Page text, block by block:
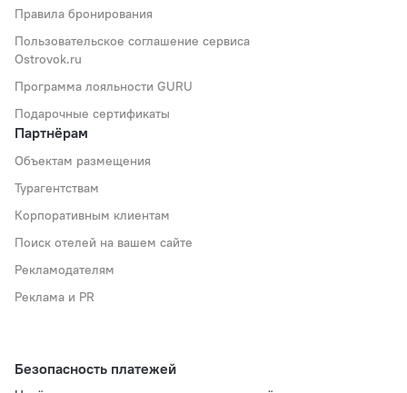
Правила бронирования
Пользовательское соглашение сервиса
Ostrovok.ru
Программа лояльности GURU
Подарочные сертификаты
Партнёрам
Объектам размещения
Турагентствам
Корпоративным клиентам
Поиск отелей на вашем сайте
Рекламодателям
Реклама и PR
Безопасность платежей